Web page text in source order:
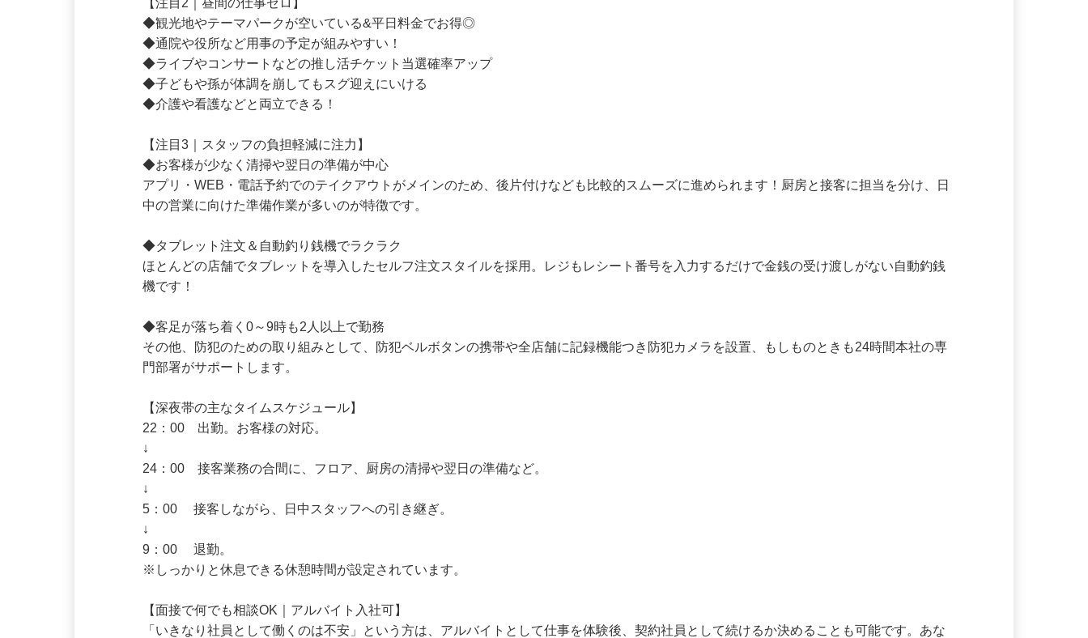
【注目2｜昼間の仕事ゼロ】
◆観光地やテーマパークが空いている&平日料金でお得◎
◆通院や役所など用事の予定が組みやすい！
◆ライブやコンサートなどの推し活チケット当選確率アップ
◆子どもや孫が体調を崩してもスグ迎えにいける
【注目3｜スタッフの負担軽減に注力】
◆お客様が少なく清掃や翌日の準備が中心
アプリ・WEB・電話予約でのテイクアウトがメインのため、後片付けなども比較的スムーズに進められます！厨房と接客に担当を分け、日
◆タブレット注文＆自動釣り銭機でラクラク
ほとんどの店舗でタブレットを導入したセルフ注文スタイルを採用。レジもレシート番号を入力するだけで金銭の受け渡しがない自動釣銭
機です！
◆客足が落ち着く0～9時も2人以上で勤務
その他、防犯のための取り組みとして、防犯ベルボタンの携帯や全店舗に記録機能つき防犯カメラを設置、もしものときも24時間本社の専
門部署がサポートします。
22：00　出勤。お客様の対応。
↓
24：00　接客業務の合間に、フロア、厨房の清掃や翌日の準備など。
↓
5：00　 接客しながら、日中スタッフへの引き継ぎ。
↓
※しっかりと休息できる休憩時間が設定されています。